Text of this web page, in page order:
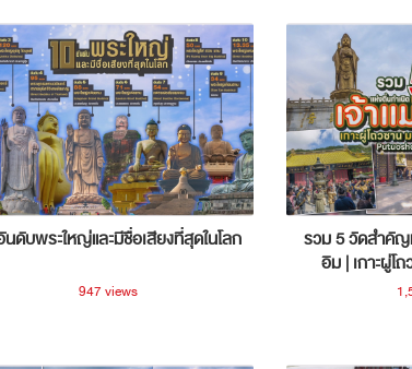
นดับพระใหญ่และมีชื่อเสียงที่สุดในโลก
947 views
รวม 5 วัดสำคัญ
อิม | เกาะผู่โ
ป